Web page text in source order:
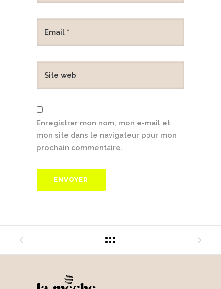
Enregistrer mon nom, mon e-mail et
mon site dans le navigateur pour mon
prochain commentaire.